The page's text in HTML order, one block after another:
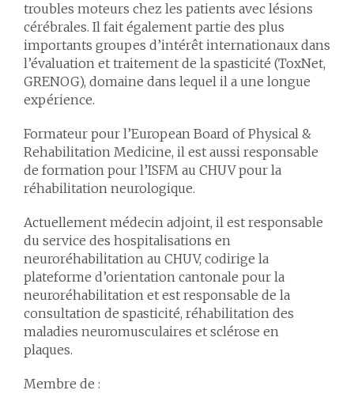
troubles moteurs chez les patients avec lésions
cérébrales. Il fait également partie des plus
importants groupes d’intérêt internationaux dans
l’évaluation et traitement de la spasticité (ToxNet,
GRENOG), domaine dans lequel il a une longue
expérience.
Formateur pour l’European Board of Physical &
Rehabilitation Medicine, il est aussi responsable
de formation pour l’ISFM au CHUV pour la
réhabilitation neurologique.
Actuellement médecin adjoint, il est responsable
du service des hospitalisations en
neuroréhabilitation au CHUV, codirige la
plateforme d’orientation cantonale pour la
neuroréhabilitation et est responsable de la
consultation de spasticité, réhabilitation des
maladies neuromusculaires et sclérose en
plaques.
Membre de :